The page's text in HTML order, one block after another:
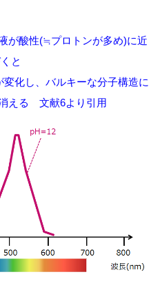
が酸性(≒プロトンが多め)に近
と
化し、バルキーな分子構造に
える 文献6より引用